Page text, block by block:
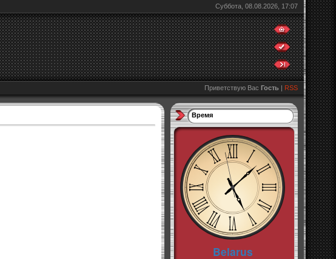
Суббота, 08.08.2026, 17:07
Приветствую Вас Гость | RSS
Время